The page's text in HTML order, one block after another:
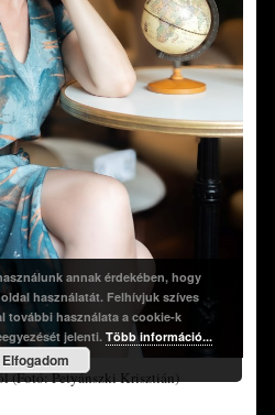
(Fotó: Petyánszki Krisztián)
annak érdekében, hogy
használatát. Felhívjuk szíves
további használata a cookie-k
jelenti.Több információ...
Elfogadom